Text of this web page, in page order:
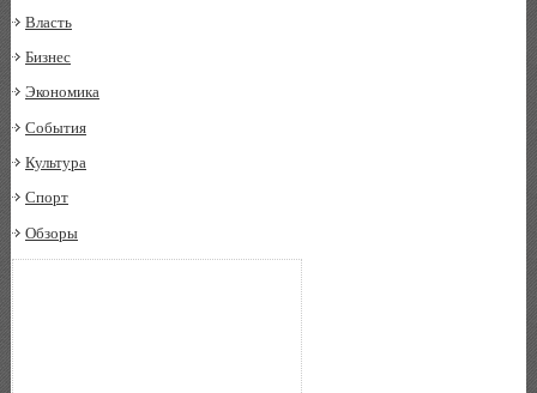
Власть
Бизнес
Экономика
События
Культура
Спорт
Обзоры